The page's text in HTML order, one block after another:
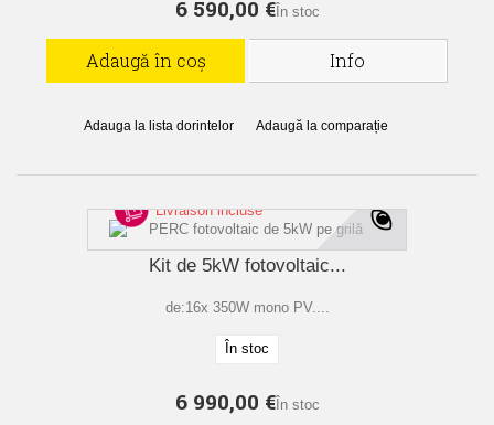
6 590,00 €În stoc
Adaugă în coș Info
Adauga la lista dorintelor Adaugă la comparație
Livraison incluse
Kit de 5kW fotovoltaic...
de:16x 350W mono PV....
În stoc
6 990,00 €În stoc